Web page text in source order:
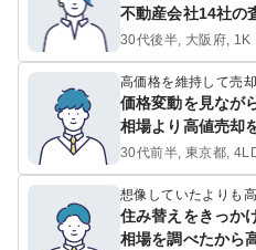
不動産会社14社の
30代後半, 大阪府, 1K
高価格を維持して売却
価格変動を見ながら
相場より高値売却
30代前半, 東京都,
想像していたよりも高
住み替えをきっか
相場を調べたから